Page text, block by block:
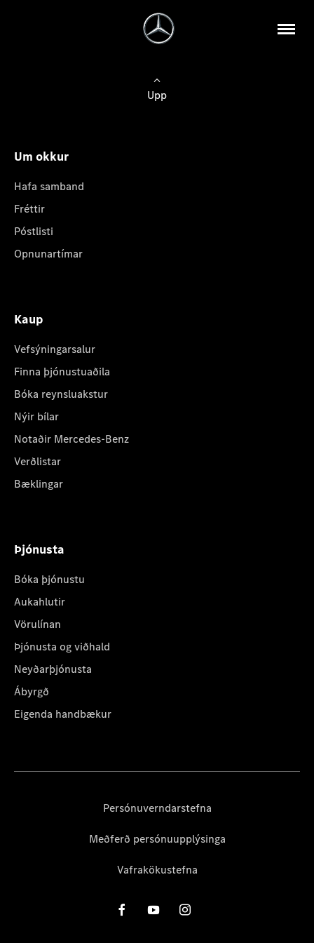
Upp
Um okkur
Hafa samband
Fréttir
Póstlisti
Opnunartímar
Kaup
Vefsýningarsalur
Finna þjónustuaðila
Bóka reynsluakstur
Nýir bílar
Notaðir Mercedes-Benz
Verðlistar
Bæklingar
Þjónusta
Bóka þjónustu
Aukahlutir
Vörulínan
Þjónusta og viðhald
Neyðarþjónusta
Ábyrgð
Eigenda handbækur
Persónuverndarstefna
Meðferð persónuupplýsinga
Vafrakökustefna